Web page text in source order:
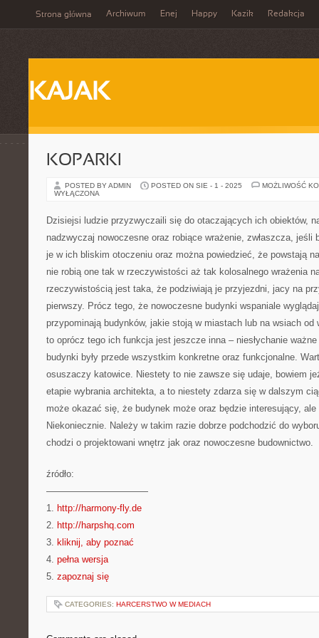
Strona główna Archiwum Enej Happy Kazik Redakcja
KAJAK
KOPARKI
POSTED BY ADMIN POSTED ON SIE - 1 - 2025
MOŻLIWOŚĆ
WYŁĄCZONA
Dzisiejsi ludzie przyzwyczaili się do otaczających ich obiektów,
nadzwyczaj nowoczesne oraz robiące wrażenie, zwłaszcza, jeśli
je w ich bliskim otoczeniu oraz można powiedzieć, że powstają
nie robią one tak w rzeczywistości aż tak kolosalnego wrażenia
rzeczywistością jest taka, że podziwiają je przyjezdni, jacy na
pierwszy. Prócz tego, że nowoczesne budynki wspaniale
przypominają budynków, jakie stoją w miastach lub na wsiach
to oprócz tego ich funkcja jest jeszcze inna – niesłychanie
budynki były przede wszystkim konkretne oraz funkcjonalne.
osuszaczy katowice. Niestety to nie zawsze się udaje, bowiem
etapie wybrania architekta, a to niestety zdarza się w dalszym
może okazać się, że budynek może oraz będzie interesujący,
Niekoniecznie. Należy w takim razie dobrze podchodzić do
chodzi o projektowani wnętrz jak oraz nowoczesne budownictwo.
źródło:
———————————
1. http://harmony-fly.de
2. http://harpshq.com
3. kliknij, aby poznać
4. pełna wersja
5. zapoznaj się
CATEGORIES: HARCERSTWO W MEDIACH